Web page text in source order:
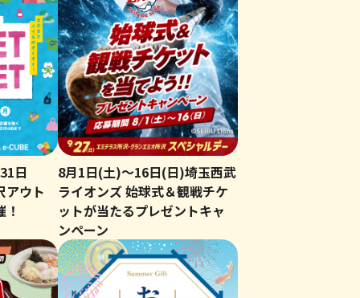
日
アウト
8月1日(土)～16日(日)埼玉西武
ライオンズ 始球式＆観戦チケ
ットが当たるプレゼントキャ
ンペーン